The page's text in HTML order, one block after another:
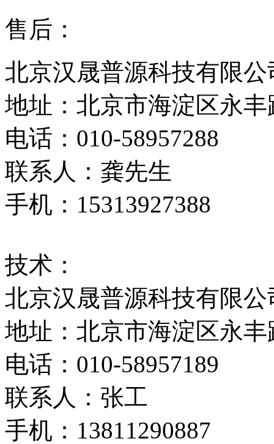
售后：
北京汉晟普源科技有限公
地址：北京市海淀区永丰
电话：010-58957288
联系人：龚先生
手机：15313927388
技术：
北京汉晟普源科技有限公
地址：北京市海淀区永丰
电话：010-58957189
联系人：张工
手机：13811290887